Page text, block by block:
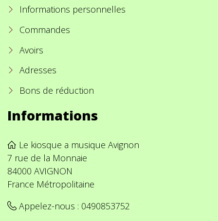
Informations personnelles
Commandes
Avoirs
Adresses
Bons de réduction
Informations
Le kiosque a musique Avignon
7 rue de la Monnaie
84000 AVIGNON
France Métropolitaine
Appelez-nous : 0490853752